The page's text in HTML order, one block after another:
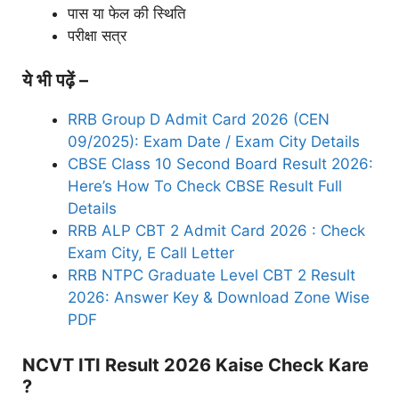
पास या फेल की स्थिति
परीक्षा सत्र
ये भी पढ़ें –
RRB Group D Admit Card 2026 (CEN
09/2025): Exam Date / Exam City Details
CBSE Class 10 Second Board Result 2026:
Here’s How To Check CBSE Result Full
Details
RRB ALP CBT 2 Admit Card 2026 : Check
Exam City, E Call Letter
RRB NTPC Graduate Level CBT 2 Result
2026: Answer Key & Download Zone Wise
PDF
NCVT ITI Result 2026 Kaise Check Kare
?